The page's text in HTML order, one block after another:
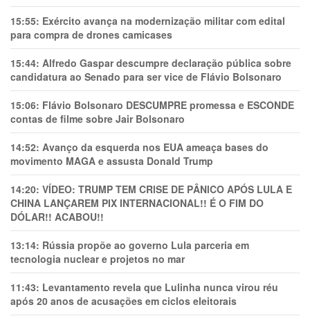
15:55: Exército avança na modernização militar com edital
para compra de drones camicases
15:44: Alfredo Gaspar descumpre declaração pública sobre
candidatura ao Senado para ser vice de Flávio Bolsonaro
15:06: Flávio Bolsonaro DESCUMPRE promessa e ESCONDE
contas de filme sobre Jair Bolsonaro
14:52: Avanço da esquerda nos EUA ameaça bases do
movimento MAGA e assusta Donald Trump
14:20: VÍDEO: TRUMP TEM CRlSE DE PÂNlCO APÓS LULA E
CHINA LANÇAREM PIX INTERNACIONAL!! É O FIM DO
DÓLAR!! ACABOU!!
13:14: Rússia propõe ao governo Lula parceria em
tecnologia nuclear e projetos no mar
11:43: Levantamento revela que Lulinha nunca virou réu
após 20 anos de acusações em ciclos eleitorais